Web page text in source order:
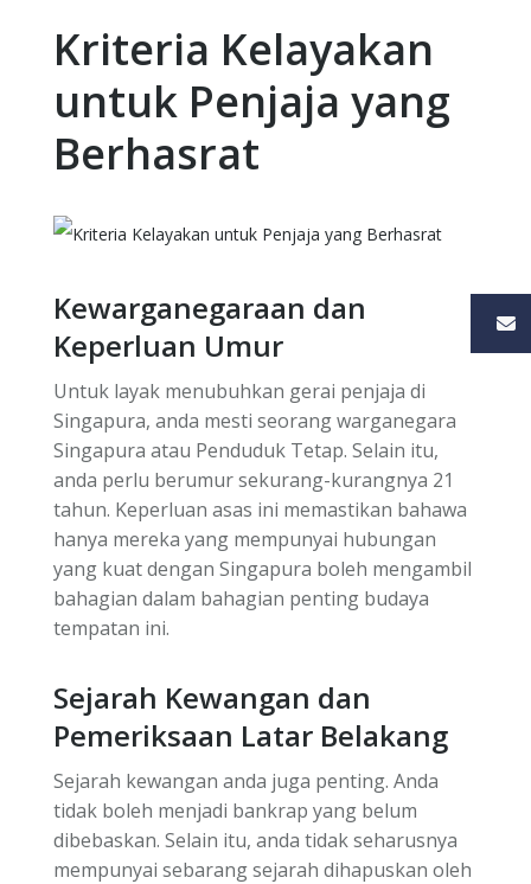
Kriteria Kelayakan
untuk Penjaja yang
Berhasrat
Kewarganegaraan dan
Keperluan Umur
Untuk layak menubuhkan gerai penjaja di
Singapura, anda mesti seorang warganegara
Singapura atau Penduduk Tetap. Selain itu,
anda perlu berumur sekurang-kurangnya 21
tahun. Keperluan asas ini memastikan bahawa
hanya mereka yang mempunyai hubungan
yang kuat dengan Singapura boleh mengambil
bahagian dalam bahagian penting budaya
tempatan ini.
Sejarah Kewangan dan
Pemeriksaan Latar Belakang
Sejarah kewangan anda juga penting. Anda
tidak boleh menjadi bankrap yang belum
dibebaskan. Selain itu, anda tidak seharusnya
mempunyai sebarang sejarah dihapuskan oleh